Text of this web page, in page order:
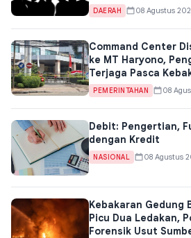
DAERAH 08 Agustus
Command Center
ke MT Haryono,
Terjaga Pasca
PEMERINTAHAN 08
Debit: Pengertian,
dengan Kredit
NASIONAL 08 Agustus
Kebakaran Gedung
Picu Dua Ledakan,
Forensik Usut